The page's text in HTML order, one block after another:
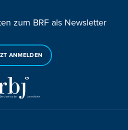
zum BRF als Newsletter
ANMELDEN
oder Anmerkungen?